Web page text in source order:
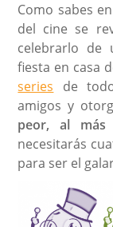
Como sabes
del cine se
celebrarlo de
fiesta en casa
series de
amigos y
peor, al
necesitarás
para ser el